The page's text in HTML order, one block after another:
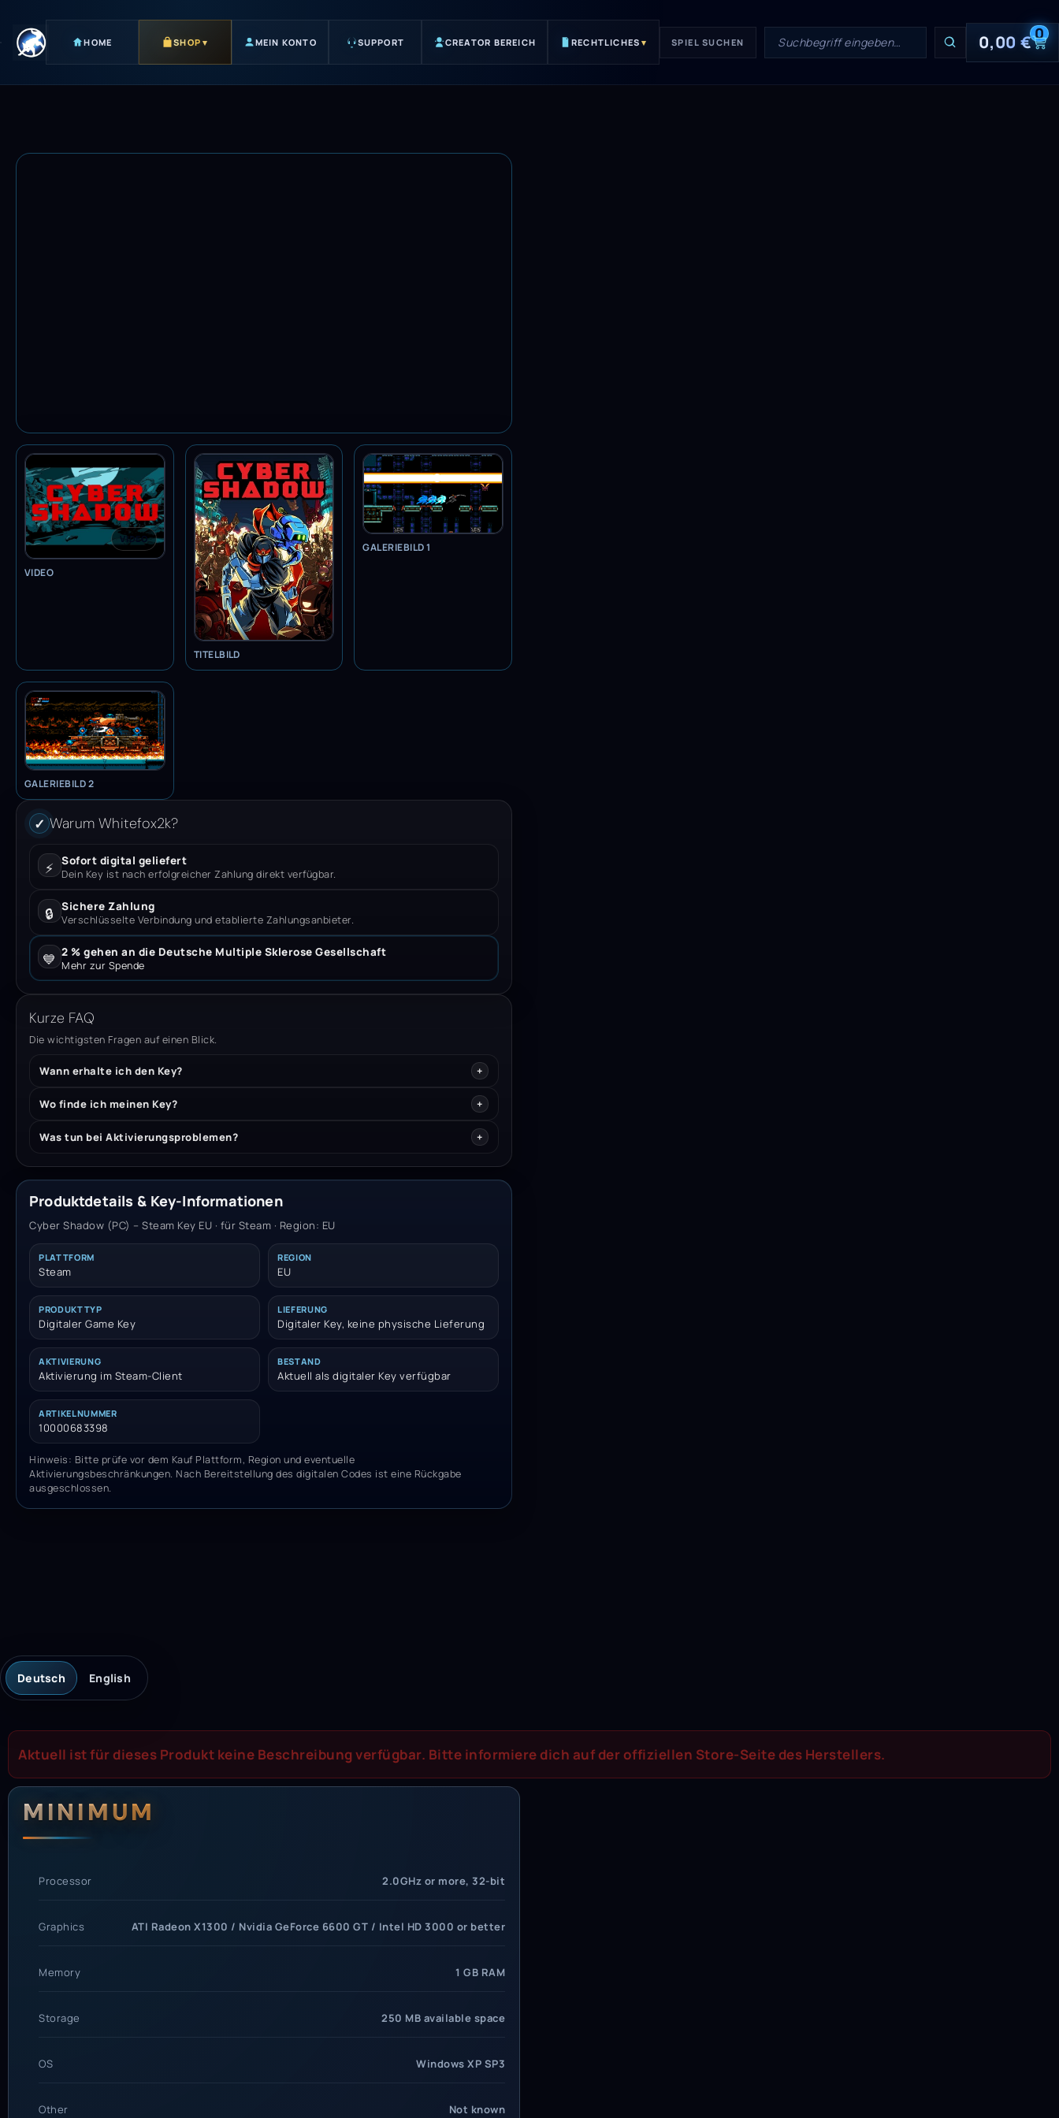
HOME SHOP ▾ MEIN KONTO SUPPORT CREATOR BEREICH RECHTLICHES ▾ SPIEL SUCHEN 0,00€0
VIDEO
VIDEO
TITELBILD
GALERIEBILD 1
GALERIEBILD 2
✓ Warum Whitefox2k?
⚡ Sofort digital geliefert
Dein Key ist nach erfolgreicher Zahlung direkt verfügbar.
🔒 Sichere Zahlung
Verschlüsselte Verbindung und etablierte Zahlungsanbieter.
💙 2 % gehen an die Deutsche Multiple Sklerose Gesellschaft
Mehr zur Spende
Kurze FAQ
Die wichtigsten Fragen auf einen Blick.
Wann erhalte ich den Key?
Wo finde ich meinen Key?
Was tun bei Aktivierungsproblemen?
Produktdetails & Key-Informationen
Cyber Shadow (PC) – Steam Key EU · für Steam · Region: EU
PLATTFORM
Steam
REGION
EU
PRODUKTTYP
Digitaler Game Key
LIEFERUNG
Digitaler Key, keine physische Lieferung
AKTIVIERUNG
Aktivierung im Steam-Client
BESTAND
Aktuell als digitaler Key verfügbar
ARTIKELNUMMER
10000683398
Hinweis: Bitte prüfe vor dem Kauf Plattform, Region und eventuelle
Aktivierungsbeschränkungen. Nach Bereitstellung des digitalen Codes ist eine Rückgabe
ausgeschlossen.
Deutsch English
Aktuell ist für dieses Produkt keine Beschreibung verfügbar. Bitte informiere dich auf der offiziellen Store-Seite des Herstellers.
System Requirements
MINIMUM
Processor 2.0GHz or more, 32-bit
Graphics ATI Radeon X1300 / Nvidia GeForce 6600 GT / Intel HD 3000 or better
Memory 1 GB RAM
Storage 250 MB available space
OS Windows XP SP3
Other Not known